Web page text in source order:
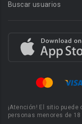
Buscar usuarios
¡Atención! El sitio
personas menores de 18